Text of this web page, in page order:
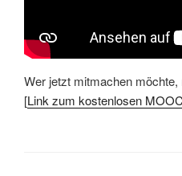
Wer jetzt mitmachen
[Link zum kostenlosen MOOC